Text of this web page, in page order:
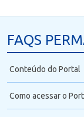
FAQS
Conteúdo do Portal
Como acessar o